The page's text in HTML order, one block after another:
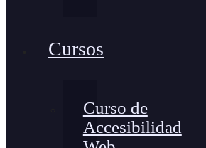
Cursos
Curso de
Accesibilidad